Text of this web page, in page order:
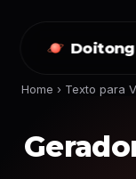
Doitong
Home › Texto para